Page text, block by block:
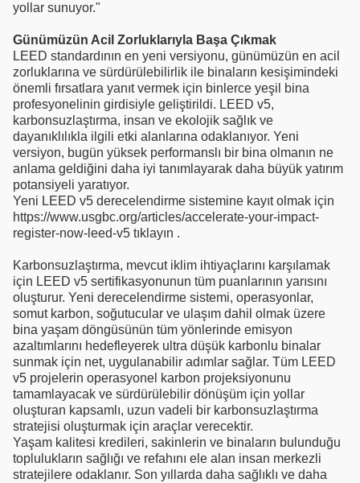
yollar sunuyor."
Günümüzün Acil Zorluklarıyla Başa Çıkmak
LEED standardının en yeni versiyonu, günümüzün en acil
zorluklarına ve sürdürülebilirlik ile binaların kesişimindeki
önemli fırsatlara yanıt vermek için binlerce yeşil bina
profesyonelinin girdisiyle geliştirildi. LEED v5,
karbonsuzlaştırma, insan ve ekolojik sağlık ve
dayanıklılıkla ilgili etki alanlarına odaklanıyor. Yeni
versiyon, bugün yüksek performanslı bir bina olmanın ne
anlama geldiğini daha iyi tanımlayarak daha büyük yatırım
potansiyeli yaratıyor.
Yeni LEED v5 derecelendirme sistemine kayıt olmak için
https://www.usgbc.org/articles/accelerate-your-impact-
register-now-leed-v5 tıklayın .
Karbonsuzlaştırma, mevcut iklim ihtiyaçlarını karşılamak
için LEED v5 sertifikasyonunun tüm puanlarının yarısını
oluşturur. Yeni derecelendirme sistemi, operasyonlar,
somut karbon, soğutucular ve ulaşım dahil olmak üzere
bina yaşam döngüsünün tüm yönlerinde emisyon
azaltımlarını hedefleyerek ultra düşük karbonlu binalar
sunmak için net, uygulanabilir adımlar sağlar. Tüm LEED
v5 projelerin operasyonel karbon projeksiyonunu
tamamlayacak ve sürdürülebilir dönüşüm için yollar
oluşturan kapsamlı, uzun vadeli bir karbonsuzlaştırma
stratejisi oluşturmak için araçlar verecektir.
Yaşam kalitesi kredileri, sakinlerin ve binaların bulunduğu
toplulukların sağlığı ve refahını ele alan insan merkezli
stratejilere odaklanır. Son yıllarda daha sağlıklı ve daha